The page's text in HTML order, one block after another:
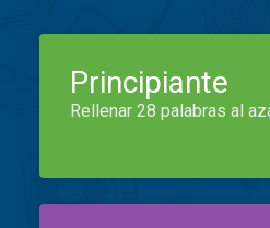
Principiante
Rellenar 28 palabras al